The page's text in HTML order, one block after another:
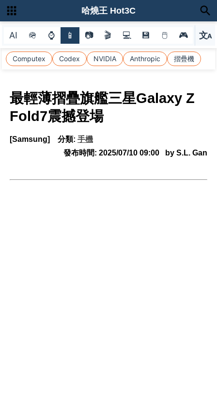
AI 🪖 ⌚ 📱 📷 🎬 💻 💾 🖱 🎮 文A
選
Computex Codex NVIDIA Anthropic 摺疊機
哈燒王 Hot3C
最輕薄摺疊旗艦三星Galaxy Z
Fold7震撼登場
[Samsung] 分類: 手機
發布時間: 2025/07/10 09:00 by S.L. Gan